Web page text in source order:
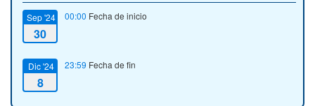
Sep '24
30
00:00 Fecha de inicio
Dic '24
8
23:59 Fecha de fin